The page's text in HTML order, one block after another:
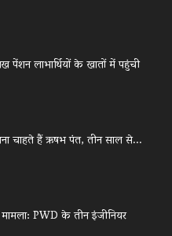
पेंशन लाभार्थियों के खातों में पहुंची
चाहते हैं ऋषभ पंत, तीन साल से...
PWD के तीन इंजीनियर